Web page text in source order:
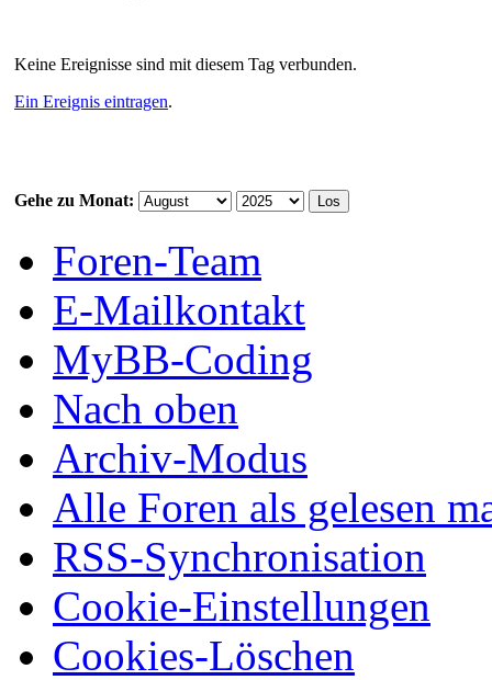
Keine Ereignisse sind mit diesem Tag verbunden.
Ein Ereignis eintragen.
Gehe zu Monat:
Foren-Team
E-Mailkontakt
MyBB-Coding
Nach oben
Archiv-Modus
Alle Foren als gelesen
RSS-Synchronisation
Cookie-Einstellungen
Cookies-Löschen